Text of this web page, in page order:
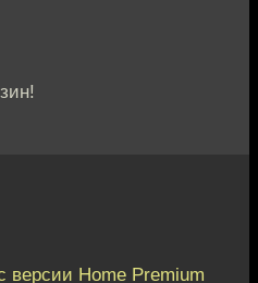
версии Home Premium